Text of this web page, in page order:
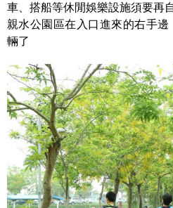
車、搭船等休閒娛樂設施須要再
親水公園區在入口進來的右手
輛了